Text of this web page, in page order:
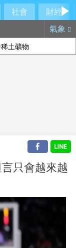
社會
財經
氣象
土礦物
只會越來越